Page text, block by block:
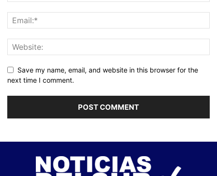
Save my name, email, and website in this browser for the
next time I comment.